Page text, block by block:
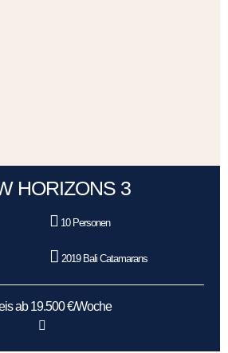
HORIZONS 3
10 Personen
2019 Bali Catamarans
ab 19.500 €/Woche